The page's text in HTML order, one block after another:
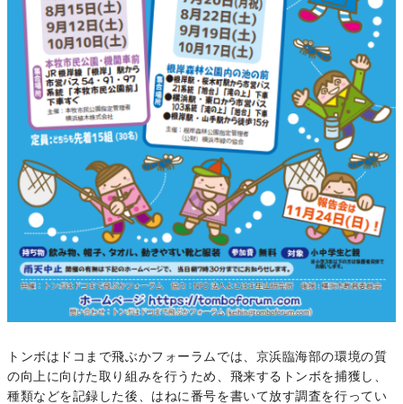
トンボはドコまで飛ぶかフォーラムでは、京浜臨海部の環境の質
の向上に向けた取り組みを行うため、飛来するトンボを捕獲し、
種類などを記録した後、はねに番号を書いて放す調査を行ってい